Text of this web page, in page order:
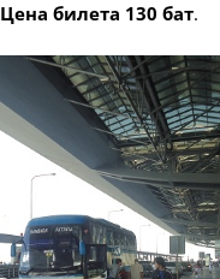
Цена билета 130 бат.